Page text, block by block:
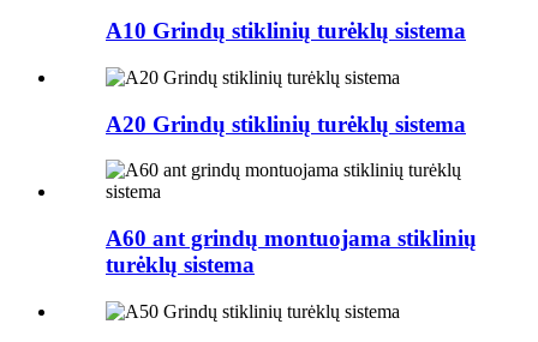
A10 Grindų stiklinių turėklų sistema
A20 Grindų stiklinių turėklų sistema
A60 ant grindų montuojama stiklinių
turėklų sistema